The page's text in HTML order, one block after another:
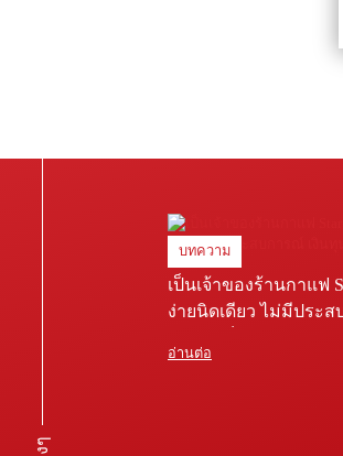
บทความ
เป็นเจ้าของร้านกาแฟ
ง่ายนิดเดียว ไม่มีประส
อ่านต่อ